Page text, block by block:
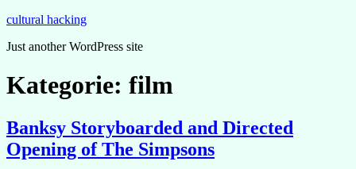
Zum
springen
cultural hacking
Just another WordPress site
Kategorie: film
Banksy Storyboarded and Directed
Opening of The Simpsons